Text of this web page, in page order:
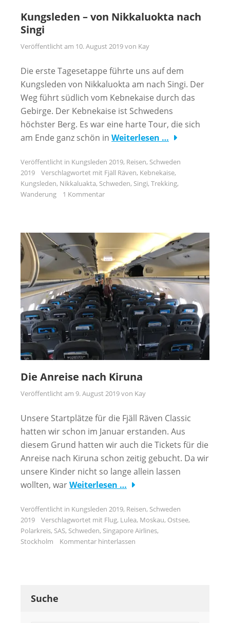
Kungsleden – von Nikkaluokta nach
Singi
Veröffentlicht am 10. August 2019von Kay
Die erste Tagesetappe führte uns auf dem
Kungsleden von Nikkaluokta am nach Singi. Der
Weg führt südlich vom Kebnekaise durch das
Gebirge. Der Kebnekaise ist Schwedens
höchster Berg. Es war eine harte Tour, die sich
am Ende ganz schön in Weiterlesen …
Veröffentlicht in Kungsleden 2019, Reisen, Schweden
2019
Verschlagwortet mit Fjäll Räven, Kebnekaise,
Kungsleden, Nikkaluakta, Schweden, Singi, Trekking,
Wanderung
1 Kommentar
Die Anreise nach Kiruna
Veröffentlicht am 9. August 2019von Kay
Unsere Startplätze für die Fjäll Räven Classic
hatten wir schon im Januar erstanden. Aus
diesem Grund hatten wir auch die Tickets für die
Anreise nach Kiruna schon zeitig gebucht. Da wir
unsere Kinder nicht so lange allein lassen
wollten, warWeiterlesen …
Veröffentlicht in Kungsleden 2019, Reisen, Schweden
2019
Verschlagwortet mit Flug, Lulea, Moskau, Ostsee,
Polarkreis, SAS, Schweden, Singapore Airlines,
Stockholm
Kommentar hinterlassen
Suche